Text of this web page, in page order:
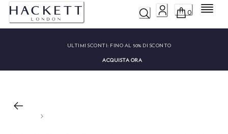
0 Menu
ULTIMI SCONTI: FINO AL 50% DI SCONTO
ACQUISTA ORA